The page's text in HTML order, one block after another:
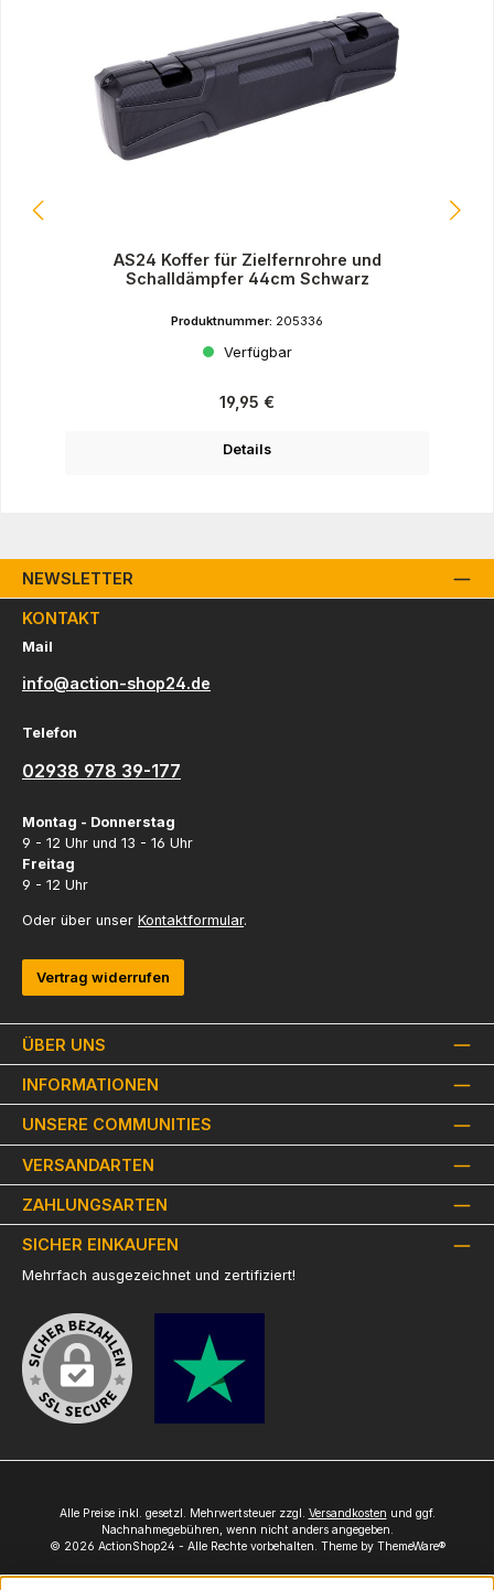
AS24 Koffer für Zielfernrohre und
Schalldämpfer 44cm Schwarz
Produktnummer: 205336
Verfügbar
Regulärer Preis:
19,95 €
Details
NEWSLETTER
ÜBER UNS
INFORMATIONEN
KONTAKT
Mail
info@action-shop24.de
Telefon
02938 978 39-177
Montag - Donnerstag
9 - 12 Uhr und 13 - 16 Uhr
Freitag
9 - 12 Uhr
Oder über unser Kontaktformular.
Vertrag widerrufen
UNSERE COMMUNITIES
VERSANDARTEN
ZAHLUNGSARTEN
SICHER EINKAUFEN
Mehrfach ausgezeichnet und zertifiziert!
Alle Preise inkl. gesetzl. Mehrwertsteuer zzgl. Versandkosten und ggf.
Nachnahmegebühren, wenn nicht anders angegeben.
© 2026 ActionShop24 - Alle Rechte vorbehalten. Theme by ThemeWare®